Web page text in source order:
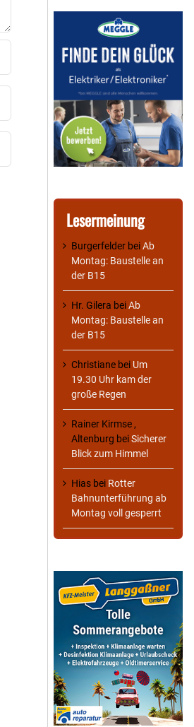
Lesermeinung
Burgerfelder beiAb
Montag: Baustelle an
der B15
Hr. Gilera beiAb
Montag: Baustelle an
der B15
Christiane bei Um
19.30 Uhr kam der
große Regen
Rainer Kirmse ,
Altenburg beiSicherer
Blick zum Himmel
Hias bei Rotter
Bahnunterführung ab
Montag voll gesperrt